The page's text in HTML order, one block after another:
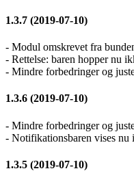
1.3.7 (2019-07-10)
- Modul omskrevet fra
- Rettelse: baren hopper nu
- Mindre forbedringer og
1.3.6 (2019-07-10)
- Mindre forbedringer og
- Notifikationsbaren vises
1.3.5 (2019-07-10)